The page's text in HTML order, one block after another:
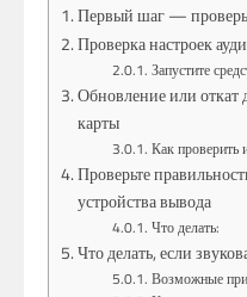
Первый шаг —
Проверка настроек
Запустите
Обновление или откат
карты
Как проверить
Проверьте
устройства вывода
Что делать:
Что делать, если
Возможные